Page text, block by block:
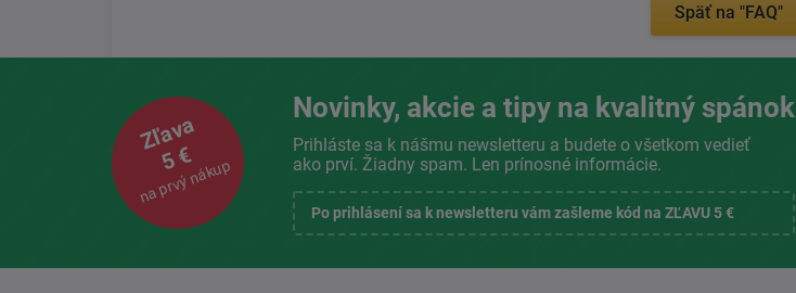
Späť na "FAQ"
Zľava
5 €
na prvý nákup
Novinky, akcie a tipy na kvalitný spánok
Prihláste sa k nášmu newsletteru a budete o všetkom vedieť
ako prví. Žiadny spam. Len prínosné informácie.
Po prihlásení sa k newsletteru vám zašleme kód na ZĽAVU 5 €